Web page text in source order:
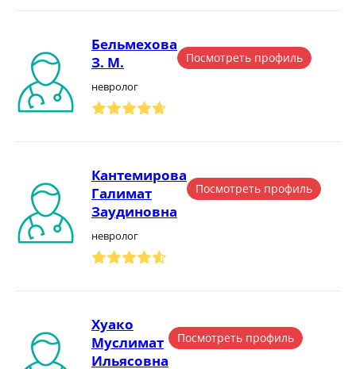
Бельмехова
З. М.
невролог
Посмотреть профиль
Кантемирова
Галимат
Заудиновна
невролог
Посмотреть профиль
Хуако
Муслимат
Ильясовна
Посмотреть профиль